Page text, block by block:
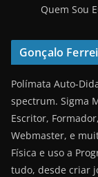
Quem Sou
Gonçalo
Polímata Auto-
spectrum. Sigma
Escritor,
Webmaster, e
Física e uso a
tudo, desde criar